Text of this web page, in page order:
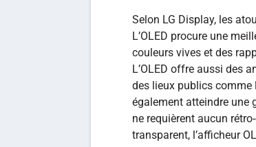
Selon LG Display, les
L’OLED procure une
couleurs vives et des
L’OLED offre aussi des
des lieux publics comme
également atteindre une
ne requièrent aucun
transparent, l’afficheur